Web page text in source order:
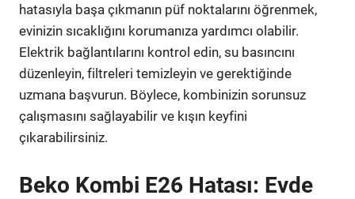
hatasıyla başa çıkmanın püf noktalarını öğrenmek,
evinizin sıcaklığını korumanıza yardımcı olabilir.
Elektrik bağlantılarını kontrol edin, su basıncını
düzenleyin, filtreleri temizleyin ve gerektiğinde
uzmana başvurun. Böylece, kombinizin sorunsuz
çalışmasını sağlayabilir ve kışın keyfini
çıkarabilirsiniz.
Beko Kombi E26 Hatası: Evde